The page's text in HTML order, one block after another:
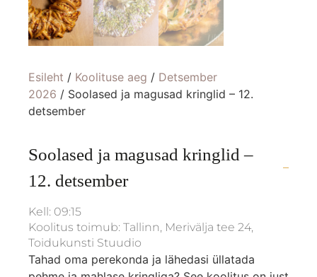
Esileht / Koolituse aeg / Detsember
2026 / Soolased ja magusad kringlid – 12.
detsember
Soolased ja magusad kringlid –
12. detsember
Kell: 09:15
Koolitus toimub: Tallinn, Merivälja tee 24,
Toidukunsti Stuudio
Tahad oma perekonda ja lähedasi üllatada